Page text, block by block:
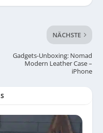
NÄCHSTE
Gadgets-Unboxing: Nomad
Modern Leather Case –
iPhone